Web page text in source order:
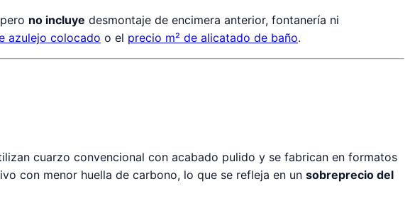
no incluye desmontaje de encimera anterior, fontanería ni
azulejo colocado o el precio m² de alicatado de baño.
cuarzo convencional con acabado pulido y se fabrican en formatos
con menor huella de carbono, lo que se refleja en un sobreprecio del